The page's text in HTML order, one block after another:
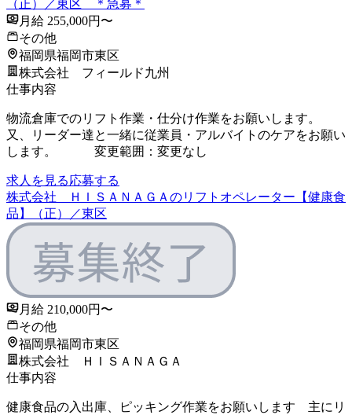
（正）／東区 ＊急募＊
月給 255,000円〜
その他
福岡県福岡市東区
株式会社 フィールド九州
仕事内容
物流倉庫でのリフト作業・仕分け作業をお願いします。
又、リーダー達と一緒に従業員・アルバイトのケアをお願い
します。 変更範囲：変更なし
求人を見る応募する
株式会社 ＨＩＳＡＮＡＧＡのリフトオペレーター【健康食
品】（正）／東区
月給 210,000円〜
その他
福岡県福岡市東区
株式会社 ＨＩＳＡＮＡＧＡ
仕事内容
健康食品の入出庫、ピッキング作業をお願いします 主にリ